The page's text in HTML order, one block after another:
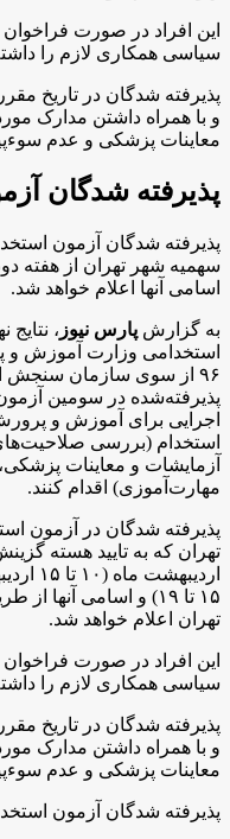
این افراد در صورت
سیاسی همکاری لازم را
پذیرفته شدگان در تاریخ
و با همراه داشتن مدارک
معاینات پزشکی و عدم
پذیرفته شدگان
سهمیه شهر تهران از هفته
اسامی آنها اعلام خواهد شد.
به گزارش پارس نیوز ،
۹۶ از سوی سازمان سنجش
پذیرفته‌شده در سومین
اجرایی برای آموزش و
استخدام (بررسی
آزمایشات و معاینات
مهارت‌آموزی) اقدام کنند.
پذیرفته شدگان در آزمون
تهران که به تایید هسته
۱۵ تا ۱۹) و اسامی
تهران اعلام خواهد شد.
این افراد در صورت
سیاسی همکاری لازم را
پذیرفته شدگان در تاریخ
و با همراه داشتن مدارک
معاینات پزشکی و عدم
پذیرفته شدگان آزمون